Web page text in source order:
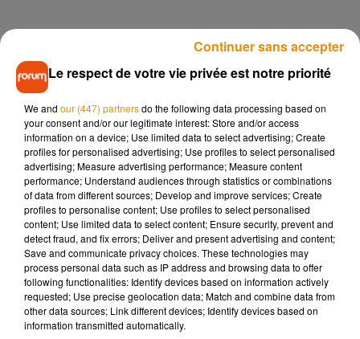
La Direction générale des Finances publiques leur accorde
undélai
Pour rappel, si vous habitez les départements numérotés 20
à 54, vous devez déclarer vos revenus avant le 30 mai 23h59.
Les départements suivants ont jusqu’au 6 juin.
Musique
Madonna sort enfin le remix de « Love
Sensation » avec Kylie Minogue
Le respect de votre vie privée est notre priorité
We and our (447) partnersdo the following data processing based on
your consent and/or our legitimate interest: Store and/or access
information on a device; Use limited data to select advertising; Create
profiles for personalised advertising; Use profiles to select personalised
advertising; Measure advertising performance; Measure content
performance; Understand audiences through statistics or combinations
of data from different sources; Develop and improve services; Create
profiles to personalise content; Use profiles to select personalised
content; Use limited data to select content; Ensure security, prevent and
detect fraud, and fix errors; Deliver and present advertising and content;
Save and communicate privacy choices. These technologies may
process personal data such as IP address and browsing data to offer
following functionalities: Identify devices based on information actively
requested; Use precise geolocation data; Match and combine data from
other data sources; Link different devices; Identify devices based on
information transmitted automatically.
Continuer sans accepter